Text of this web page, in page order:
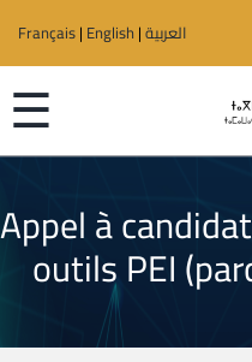
العربية|
Français| English
☰
Appel à
outils PEI